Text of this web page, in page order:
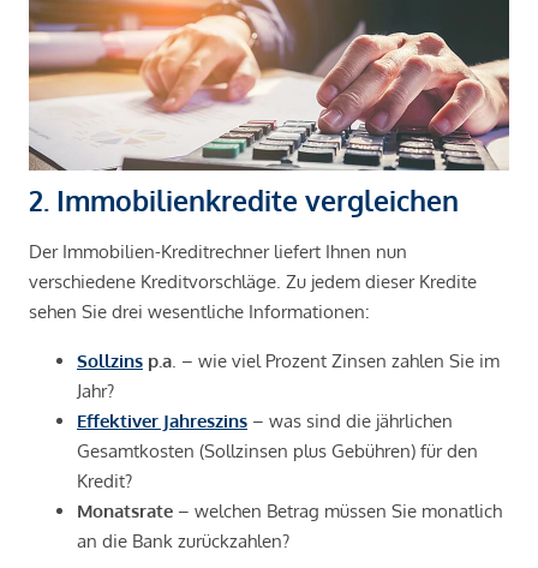
2. Immobilienkredite vergleichen
Der Immobilien-Kreditrechner liefert Ihnen nun
verschiedene Kreditvorschläge. Zu jedem dieser Kredite
sehen Sie drei wesentliche Informationen:
Sollzins p.a . – wie viel Prozent Zinsen zahlen Sie im
Jahr?
Effektiver Jahreszins – was sind die jährlichen
Gesamtkosten (Sollzinsen plus Gebühren) für den
Kredit?
Monatsrate – welchen Betrag müssen Sie monatlich
an die Bank zurückzahlen?